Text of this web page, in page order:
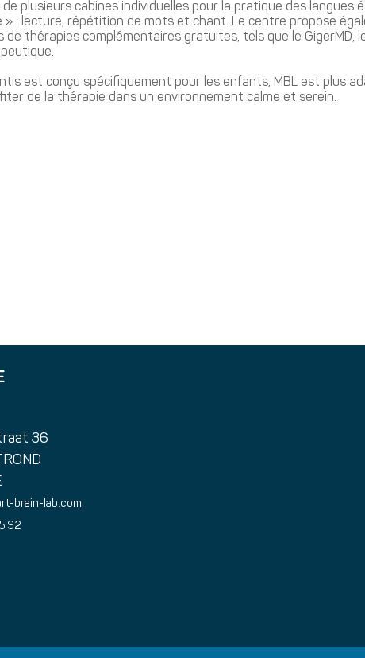
de plusieurs cabines individuelles pour la pratique des langues
» : lecture, répétition de mots et chant. Le centre propose
de thérapies complémentaires gratuites, tels que le GigerMD,
est conçu spécifiquement pour les enfants, MBL est plus
de la thérapie dans un environnement calme et serein.
36
brain-lab.com
92